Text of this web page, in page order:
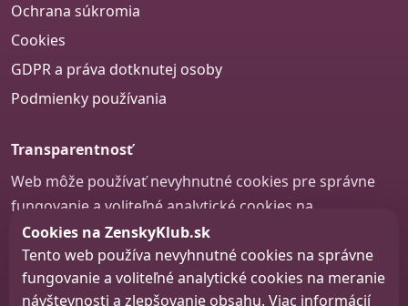
Ochrana súkromia
Cookies
GDPR a práva dotknutej osoby
Podmienky používania
Transparentnosť
Web môže používať nevyhnutné cookies pre správne
fungovanie a voliteľné analytické cookies na
zlepšovanie obsahu a používateľskej skúsenosti.
Nastavenie cookies
Cookies na ZenskyKlub.sk
Tento web používa nevyhnutné cookies na správne
fungovanie a voliteľné analytické cookies na meranie
návštevnosti a zlepšovanie obsahu. Viac informácií